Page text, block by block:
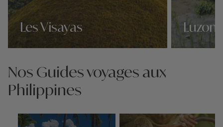
Les Visayas Luzon
Nos Guides voyages aux
Philippines